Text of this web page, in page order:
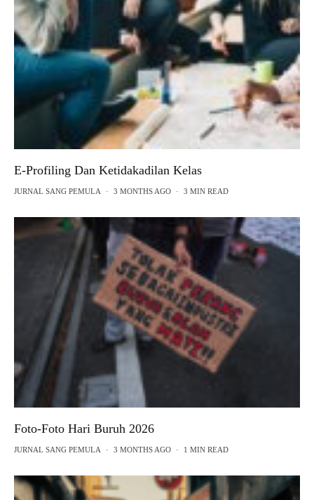
E-Profiling Dan Ketidakadilan Kelas
JURNAL SANG PEMULA · 3 MONTHS AGO · 3 MIN READ
Foto-Foto Hari Buruh 2026
JURNAL SANG PEMULA · 3 MONTHS AGO · 1 MIN READ